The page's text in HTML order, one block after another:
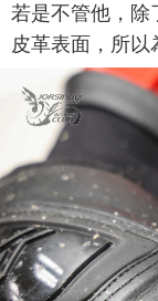
若是不管他，除
皮革表面，所以